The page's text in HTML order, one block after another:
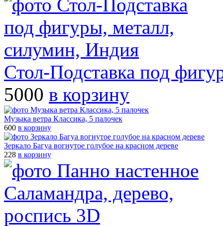
Стол-Подставка под
5000 в корзину
Музыка ветра Классика, 5 палочек
600 в корзину
Зеркало Багуа вогнутое голубое на красном дереве
228 в корзину